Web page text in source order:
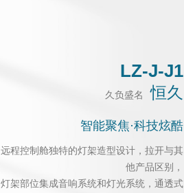
LZ-J-J1
久负盛名 恒久
智能聚焦·科技炫酷
远程控制舱独特的灯架造型设计，拉开与其
他产品区别，
灯架部位集成音响系统和灯光系统，通透式